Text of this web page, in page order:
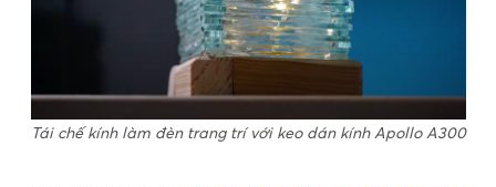
Tái chế kính làm đèn trang trí với keo dán kính Apollo A300